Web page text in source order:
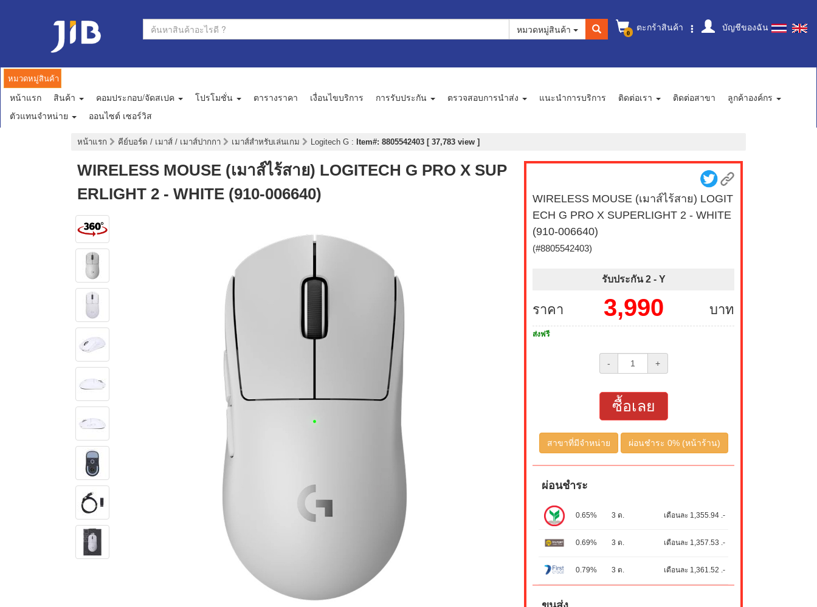
0 ตะกร้าสินค้า บัญชีของฉัน
หมวดหมู่สินค้า
หมวดหมู่สินค้า
หน้าแรก สินค้า คอมประกอบ/จัดสเปค โปรโมชั่น ตารางราคา เงื่อนไขบริการ การรับประกัน ตรวจสอบการนำส่ง แนะนำการบริการ ติดต่อเรา ติดต่อสาขา
ลูกค้าองค์กร
ตัวแทนจำหน่าย
ออนไซต์ เซอร์วิส
หน้าแรก คีย์บอร์ด / เมาส์ / เมาส์ปากกา เมาส์สำหรับเล่นเกม Logitech G : Item#: 8805542403 [ 37,783 view ]
WIRELESS MOUSE (เมาส์ไร้สาย) LOGITECH G PRO X SUP
ERLIGHT 2 - WHITE (910-006640)
WIRELESS MOUSE (เมาส์ไร้สาย) LOGIT
ECH G PRO X SUPERLIGHT 2 - WHITE
(910-006640)
(#8805542403)
รับประกัน 2 - Y
ราคา บาท
3,990
ส่งฟรี
- +
ซื้อเลย
สาขาที่มีจำหน่าย ผ่อนชำระ 0% (หน้าร้าน)
ผ่อนชำระ
0.65% 3 ด. เดือนละ 1,355.94 .-
0.69% 3 ด. เดือนละ 1,357.53 .-
0.79% 3 ด. เดือนละ 1,361.52 .-